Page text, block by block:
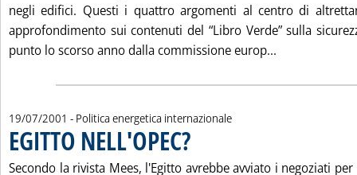
negli edifici. Questi i quattro argomenti al centro di
approfondimento sui contenuti del “Libro Verde” sulla
punto lo scorso anno dalla commissione europ...
19/07/2001 - Politica energetica internazionale
EGITTO NELL'OPEC?. Pubblicata giovedì 19 luglio 2001 alle
Secondo la rivista Mees, l'Egitto avrebbe avviato i negoziati